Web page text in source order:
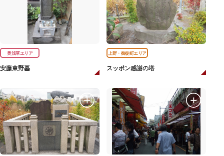
奥浅草エリア
安藤東野墓
上野・御徒町エリア
スッポン感謝の塔